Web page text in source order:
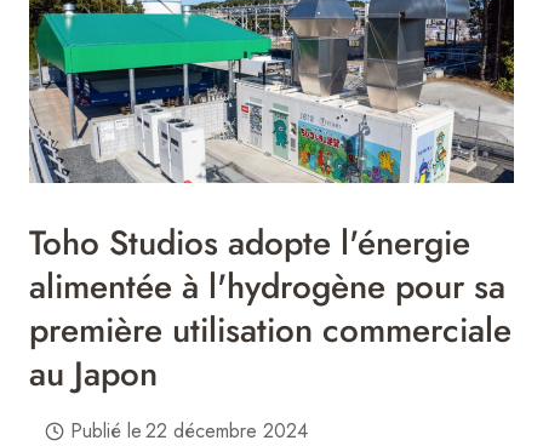
Toho Studios adopte l'énergie
alimentée à l'hydrogène pour sa
première utilisation commerciale
au Japon
Publié le22 décembre 2024